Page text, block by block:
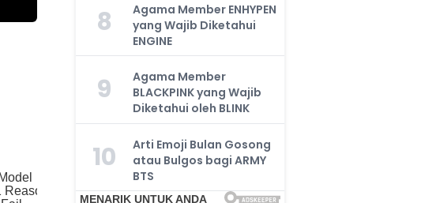
8
Agama Member ENHYPEN
yang Wajib Diketahui
ENGINE
9
Agama Member
BLACKPINK yang Wajib
Diketahui oleh BLINK
10
Arti Emoji Bulan Gosong
atau Bulgos bagi ARMY
BTS